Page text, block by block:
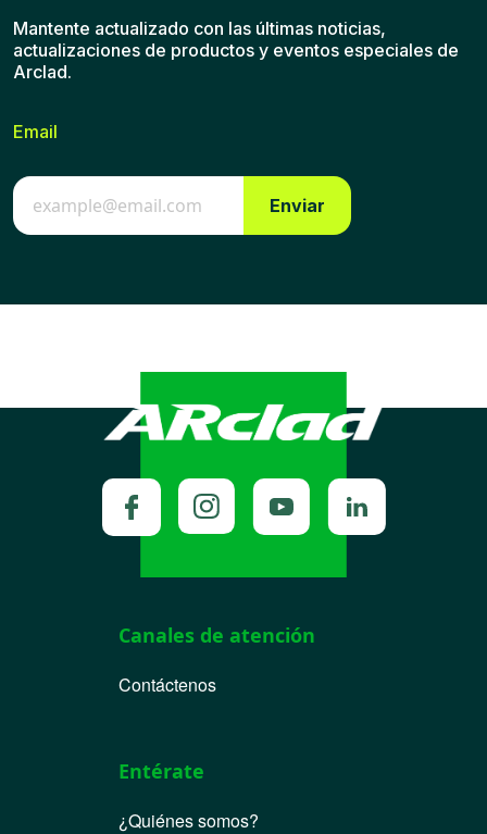
Mantente actualizado con las últimas noticias,
actualizaciones de productos y eventos especiales de
Arclad.
Email
Canales de atención
Contáctenos
Entérate
¿Quiénes somos?